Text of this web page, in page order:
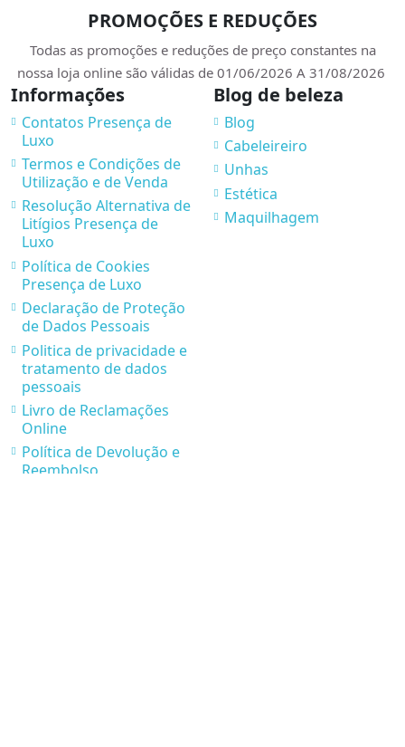
PROMOÇÕES E REDUÇÕES
Todas as promoções e reduções de preço constantes na
nossa loja online são válidas de 01/06/2026 A 31/08/2026
Informações
Contatos Presença de
Luxo
Termos e Condições de
Utilização e de Venda
Resolução Alternativa de
Litígios Presença de
Luxo
Política de Cookies
Presença de Luxo
Declaração de Proteção
de Dados Pessoais
Politica de privacidade e
tratamento de dados
pessoais
Livro de Reclamações
Online
Política de Devolução e
Reembolso
Blog de beleza
Blog
Cabeleireiro
Unhas
Estética
Maquilhagem